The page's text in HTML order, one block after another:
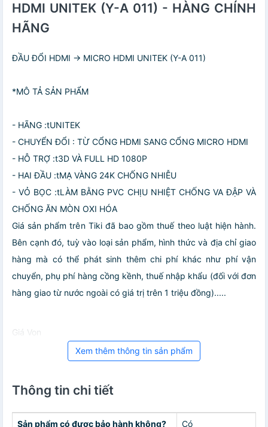
HDMI UNITEK (Y-A 011) - HÀNG CHÍNH
HÃNG
ĐẦU ĐỔI HDMI -> MICRO HDMI UNITEK (Y-A 011)
*MÔ TẢ SẢN PHẨM
- HÃNG :tUNITEK
- CHUYỂN ĐỔI : TỪ CỔNG HDMI SANG CỔNG MICRO HDMI
- HỖ TRỢ :t3D VÀ FULL HD 1080P
- HAI ĐẦU :tMẠ VÀNG 24K CHỐNG NHIỄU
- VỎ BỌC :tLÀM BẰNG PVC CHỊU NHIỆT CHỐNG VA ĐẬP VÀ
CHỐNG ĂN MÒN OXI HÓA
Giá sản phẩm trên Tiki đã bao gồm thuế theo luật hiện hành.
Bên cạnh đó, tuỳ vào loại sản phẩm, hình thức và địa chỉ giao
hàng mà có thể phát sinh thêm chi phí khác như phí vận
chuyển, phụ phí hàng cồng kềnh, thuế nhập khẩu (đối với đơn
hàng giao từ nước ngoài có giá trị trên 1 triệu đồng).....
Giá Von
Xem thêm thông tin sản phẩm
Thông tin chi tiết
Sản phẩm có được bảo hành không? Có